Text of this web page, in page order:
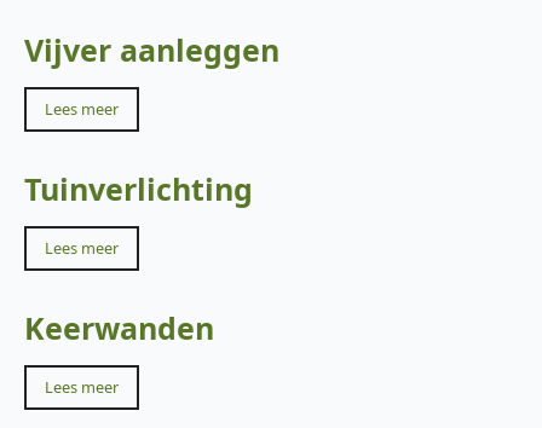
Vijver aanleggen
Lees meer
Tuinverlichting
Lees meer
Keerwanden
Lees meer